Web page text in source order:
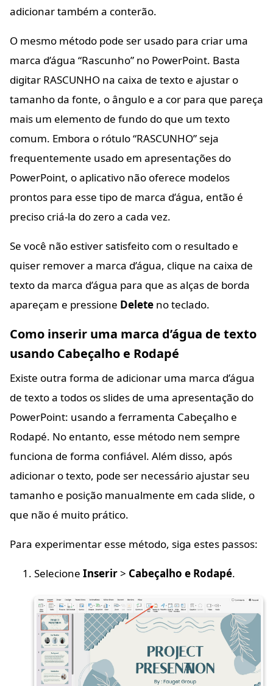
adicionar também a conterão.
O mesmo método pode ser usado para criar uma
marca d’água “Rascunho” no PowerPoint. Basta
digitar RASCUNHO na caixa de texto e ajustar o
tamanho da fonte, o ângulo e a cor para que pareça
mais um elemento de fundo do que um texto
comum. Embora o rótulo “RASCUNHO” seja
frequentemente usado em apresentações do
PowerPoint, o aplicativo não oferece modelos
prontos para esse tipo de marca d’água, então é
preciso criá-la do zero a cada vez.
Se você não estiver satisfeito com o resultado e
quiser remover a marca d’água, clique na caixa de
texto da marca d’água para que as alças de borda
apareçam e pressione Delete no teclado.
Como inserir uma marca d’água de texto
usando Cabeçalho e Rodapé
Existe outra forma de adicionar uma marca d’água
de texto a todos os slides de uma apresentação do
PowerPoint: usando a ferramenta Cabeçalho e
Rodapé. No entanto, esse método nem sempre
funciona de forma confiável. Além disso, após
adicionar o texto, pode ser necessário ajustar seu
tamanho e posição manualmente em cada slide, o
que não é muito prático.
Para experimentar esse método, siga estes passos:
Selecione Inserir> Cabeçalho e Rodapé.